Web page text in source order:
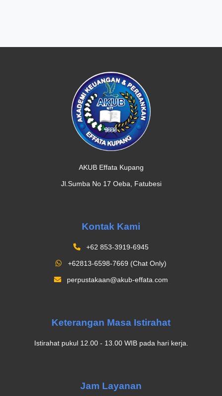
AKUB Effata Kupang
Jl.Sumba No 17 Oeba, Fatubesi
Kontak Kami
+62 853-3919-6945
+62813-6598-7669 (Chat Only)
perpustakaan@akub-effata.com
Keterangan Masa Istirahat
Istirahat pukul 12.00 - 13.00 WIB pada hari kerja.
Jam Layanan